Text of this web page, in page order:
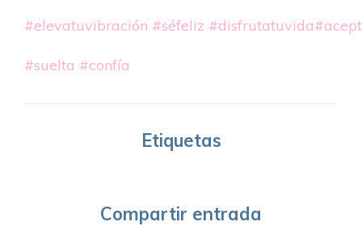
#elevatuvibración #séfeliz #disfrutatuvida
#suelta #confía
Etiquetas
Compartir entrada